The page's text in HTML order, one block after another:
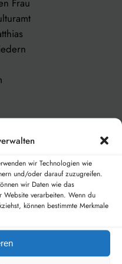
wir Technologien wie
und/oder darauf zuzugreifen.
wir Daten wie das
Website verarbeiten. Wenn du
können bestimmte Merkmale
Frau
geht
2026
der
am
Wie